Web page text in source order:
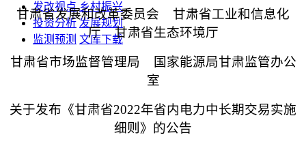
发改视点 乡村振兴
投资分析 发展规划
监测预测 文库下载
甘肃省发展和改革委员会 甘肃省工业和信息化
厅甘肃省生态环境厅
甘肃省市场监督管理局
国家能源局甘肃监管办公
室
关于发布《甘肃省2022年省内电力中长期交易实施
细则》的公告